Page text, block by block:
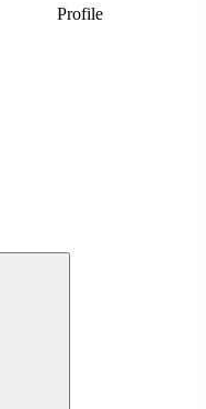
Profile